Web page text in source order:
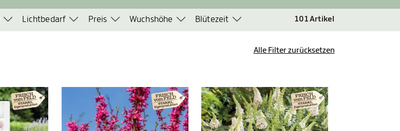
Lichtbedarf Preis Wuchshöhe Blütezeit 101Artikel
Alle Filter zurücksetzen